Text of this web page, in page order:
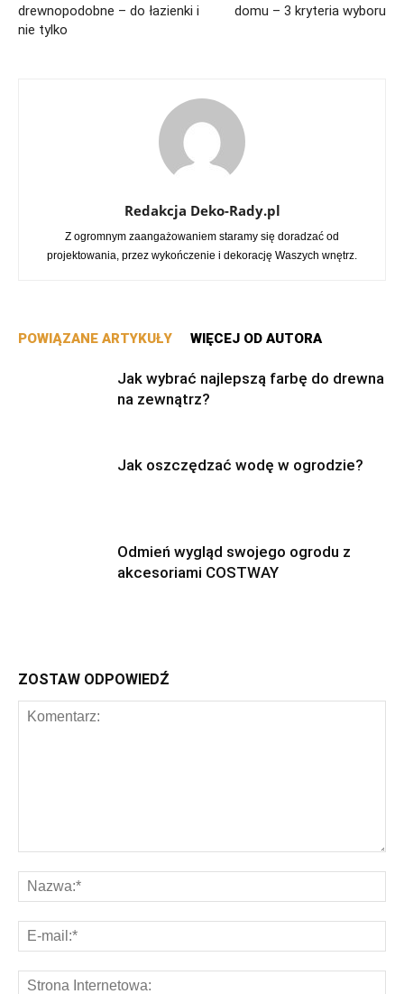
drewnopodobne – do łazienki i
nie tylko
domu – 3 kryteria wyboru
Redakcja Deko-Rady.pl
Z ogromnym zaangażowaniem staramy się doradzać od
projektowania, przez wykończenie i dekorację Waszych wnętrz.
POWIĄZANE ARTYKUŁY WIĘCEJ OD AUTORA
Jak wybrać najlepszą farbę do drewna
na zewnątrz?
Jak oszczędzać wodę w ogrodzie?
Odmień wygląd swojego ogrodu z
akcesoriami COSTWAY
ZOSTAW ODPOWIEDŹ